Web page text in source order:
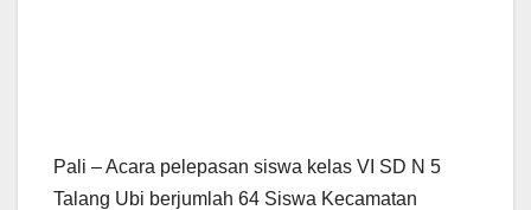
Pali – Acara pelepasan siswa kelas VI SD N 5
Talang Ubi berjumlah 64 Siswa Kecamatan